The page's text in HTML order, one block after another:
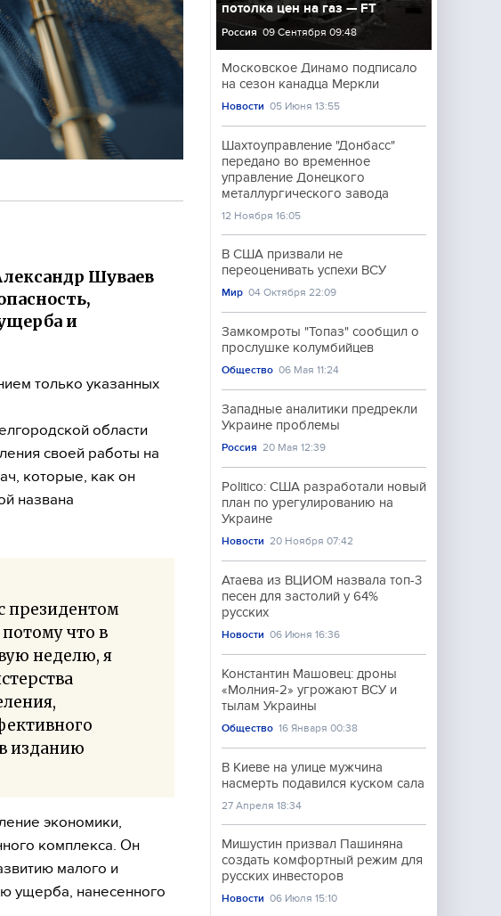
Шуваев
и
только указанных
области
своей работы на
которые, как он
названа
президентом
что в
неделю, я
изданию
экономики,
комплекса. Он
малого и
ущерба, нанесенного
потолка цен на газ — FT
Россия 09 Сентября 09:48
Московское Динамо подписало
на сезон канадца Меркли
Новости 05 Июня 13:55
Шахтоуправление "Донбасс"
передано во временное
управление Донецкого
металлургического завода
12 Ноября 16:05
В США призвали не
переоценивать успехи ВСУ
Мир 04 Октября 22:09
Замкомроты "Топаз" сообщил о
прослушке колумбийцев
Общество 06 Мая 11:24
Западные аналитики предрекли
Украине проблемы
Россия 20 Мая 12:39
Politico: США разработали новый
план по урегулированию на
Украине
Новости 20 Ноября 07:42
Атаева из ВЦИОМ назвала топ-3
песен для застолий у 64%
русских
Новости 06 Июня 16:36
Константин Машовец: дроны
«Молния-2» угрожают ВСУ и
тылам Украины
Общество 16 Января 00:38
В Киеве на улице мужчина
насмерть подавился куском сала
27 Апреля 18:34
Мишустин призвал Пашиняна
создать комфортный режим для
русских инвесторов
Новости 06 Июля 15:10